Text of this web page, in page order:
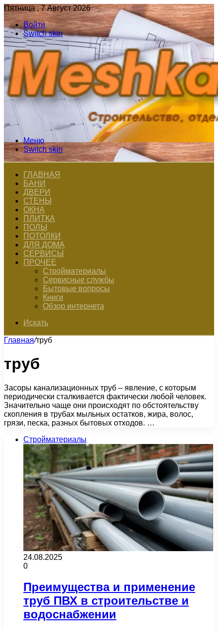
Пятница , 7 Август 2026
Войти
Switch skin
Меню
Switch skin
ГЛАВНАЯ
БАНИ
ДВЕРИ
СТЕНЫ
ОКНА
ПЛИТКА
ПОЛЫ
ПОТОЛКИ
ДЛЯ ДОМА
СЕРВИСЫ
ПРОЧЕЕ
Стройматериалы
Сервисные службы
Бытовые вопросы
Книги
Обзор интернета
Искать
Главная/труб
труб
Засоры канализационных труб – явление, с которым
периодически сталкивается фактически любой человек.
Значительно чаще они происходят по обстоятельству
скопления в трубах мыльных остатков, жира, волос,
грязи, песка, разных бытовых отходов. …
Стройматериалы
24.08.2025
0
Преимущества и применение
труб ПВХ в строительстве и
водоснабжении